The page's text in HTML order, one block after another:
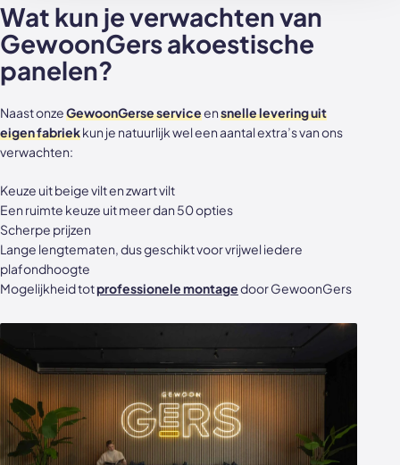
Wat kun je verwachten van
GewoonGers akoestische
panelen?
Naast onzeGewoonGerse serviceensnelle levering uit
eigen fabriekkun je natuurlijk wel een aantal extra’s van ons
verwachten:
Keuze uit beige vilt en zwart vilt
Een ruimte keuze uit meer dan 50 opties
Scherpe prijzen
Lange lengtematen, dus geschikt voor vrijwel iedere
plafondhoogte
Mogelijkheid totprofessionele montagedoor GewoonGers